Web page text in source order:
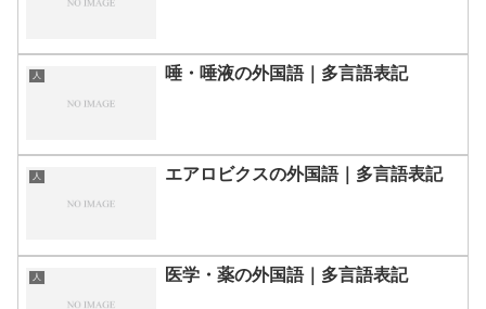
人 唾・唾液の外国語｜多言語表記
人 エアロビクスの外国語｜多言語表記
人 医学・薬の外国語｜多言語表記